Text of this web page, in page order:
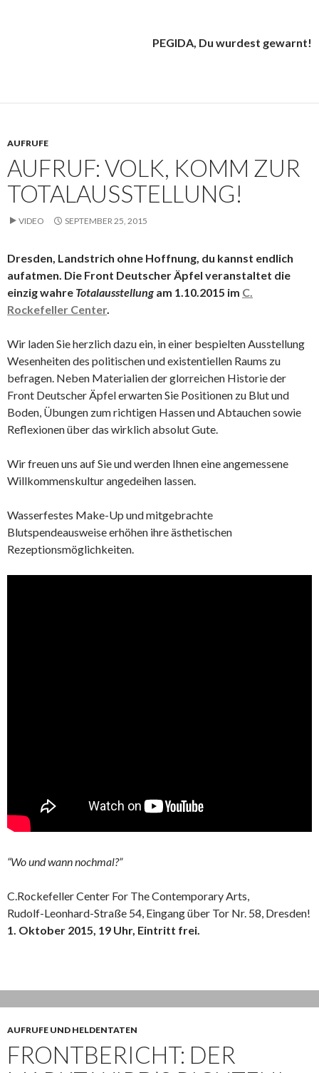
PEGIDA, Du wurdest gewarnt!
AUFRUFE
AUFRUF: VOLK, KOMM ZUR
TOTALAUSSTELLUNG!
VIDEO SEPTEMBER 25, 2015
Dresden, Landstrich ohne Hoffnung, du kannst endlich
aufatmen. Die Front Deutscher Äpfel veranstaltet die
einzig wahre Totalausstellung am 1.10.2015 im C.
Rockefeller Center.
Wir laden Sie herzlich dazu ein, in einer bespielten Ausstellung
Wesenheiten des politischen und existentiellen Raums zu
befragen. Neben Materialien der glorreichen Historie der
Front Deutscher Äpfel erwarten Sie Positionen zu Blut und
Boden, Übungen zum richtigen Hassen und Abtauchen sowie
Reflexionen über das wirklich absolut Gute.
Wir freuen uns auf Sie und werden Ihnen eine angemessene
Willkommenskultur angedeihen lassen.
Wasserfestes Make-Up und mitgebrachte
Blutspendeausweise erhöhen ihre ästhetischen
Rezeptionsmöglichkeiten.
“Wo und wann nochmal?”
C.Rockefeller Center For The Contemporary Arts,
Rudolf-Leonhard-Straße 54, Eingang über Tor Nr. 58, Dresden!
1. Oktober 2015, 19 Uhr, Eintritt frei.
AUFRUFE UND HELDENTATEN
FRONTBERICHT: DER